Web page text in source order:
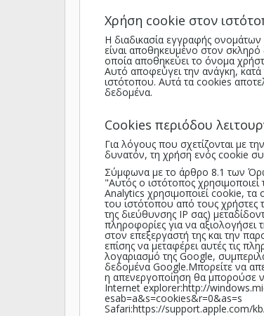
Χρήση cookie στον
Η διαδικασία εγγραφής
είναι αποθηκευμένο στον
οποία αποθηκεύει το όνομα
Αυτό αποφεύγει την ανάγκη,
ιστότοπου. Αυτά τα cookies
δεδομένα.
Cookies περιόδου
Για λόγους που σχετίζονται με
δυνατόν, τη χρήση ενός cookie
Σύμφωνα με το άρθρο 8.1 των
"Αυτός ο ιστότοπος
Analytics χρησιμοποιεί cookie, τα
του ιστότοπου από τους
της διεύθυνσης IP σας)
πληροφορίες για να
στον επεξεργαστή της και την
επίσης να μεταφέρει αυτές τις
λογαριασμό της Google,
δεδομένα Google.Μπορείτε να
η απενεργοποίηση θα μπορούσε
Internet explorer:http://
esab=a&s=cookies&r=0&as=s
Safari:https://support.apple.com/